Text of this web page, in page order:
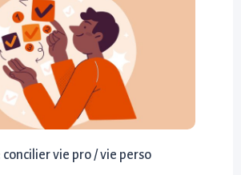
concilier vie pro / vie perso